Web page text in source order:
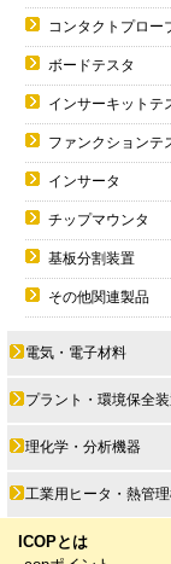
コンタクトプロー
ボードテスタ
インサーキットテ
ファンクションテ
インサータ
チップマウンタ
基板分割装置
その他関連製品
電気・電子材料
プラント・環境保全
理化学・分析機器
工業用ヒータ・熱管
ICOPとは